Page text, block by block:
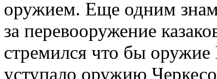
оружием. Еще одним
за перевооружение
стремился что бы оружие
уступало оружию